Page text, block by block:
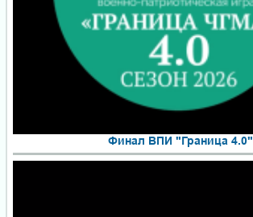
Финал ВПИ "Граница 4.0"